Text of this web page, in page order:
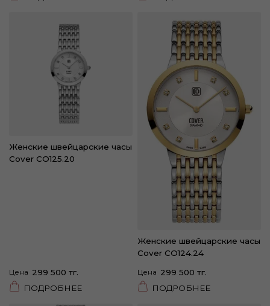
Женские швейцарские часы
Cover CO125.20
Цена 299 500 тг.
ПОДРОБНЕЕ
Женские швейцарские часы
Cover CO124.24
Цена 299 500 тг.
ПОДРОБНЕЕ